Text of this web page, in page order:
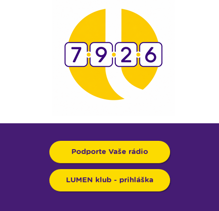
Podporte Vaše rádio
LUMEN klub - prihláška